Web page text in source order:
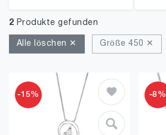
2 Produkte gefunden
Alle löschen ✕ Größe 450 ✕
-15% -8%